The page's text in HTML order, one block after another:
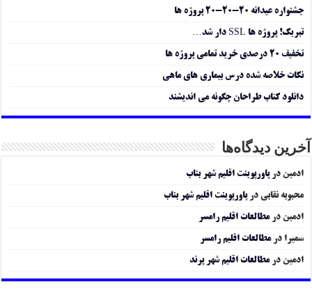
جشنواره عیدانه ۲۰-۲۰-۲۰ پروژه ها
تبریک! پروژه ها SSL دار شد…
تخفیف ۲۰ درصدی خرید تمامی پروژه ها
نکات خلاصه شده درس بیماری های ماهی
دانلود کتاب طراحان چگونه می اندیشند
آخرین دیدگاه‌ها
ادمین درپاورپوینت اقلیم شهر بناب
محبوبه نقابی درپاورپوینت اقلیم شهر بناب
ادمین درمطالعات اقلیم رامسر
سمیرا درمطالعات اقلیم رامسر
ادمین درمطالعات اقلیم شهر پرند